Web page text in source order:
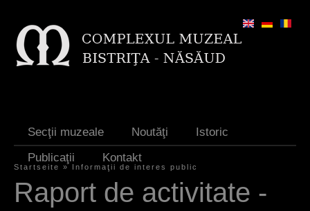
Secţii muzeale Noutăţi
Istoric
Publicaţii
Kontakt
S
Startseite » Informaţii de interes public
Raport de activitate -